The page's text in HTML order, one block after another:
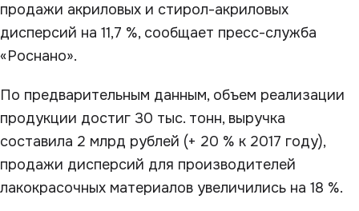
продажи акриловых и стирол-акриловых
дисперсий на 11,7 %, сообщает пресс-служба
«Роснано».
По предварительным данным, объем реализации
продукции достиг 30 тыс. тонн, выручка
составила 2 млрд рублей (+ 20 % к 2017 году),
продажи дисперсий для производителей
лакокрасочных материалов увеличились на 18 %.